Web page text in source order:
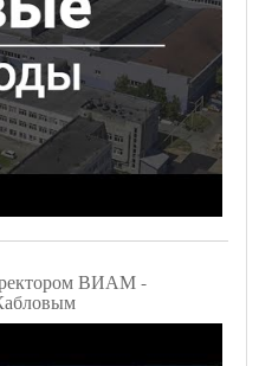
ВИАМ -